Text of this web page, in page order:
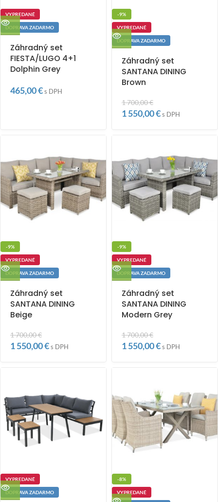
VYPREDANÉ
DOPRAVA ZADARMO
Záhradný set
FIESTA/LUGO 4+1
Dolphin Grey
465,00€s DPH
-9%
VYPREDANÉ
DOPRAVA ZADARMO
Záhradný set
SANTANA DINING
Brown
1 700,00€
1 550,00€s DPH
-9%
VYPREDANÉ
DOPRAVA ZADARMO
Záhradný set
SANTANA DINING
Beige
1 700,00€
1 550,00€s DPH
-9%
VYPREDANÉ
DOPRAVA ZADARMO
Záhradný set
SANTANA DINING
Modern Grey
1 700,00€
1 550,00€s DPH
VYPREDANÉ
DOPRAVA ZADARMO
-8%
VYPREDANÉ